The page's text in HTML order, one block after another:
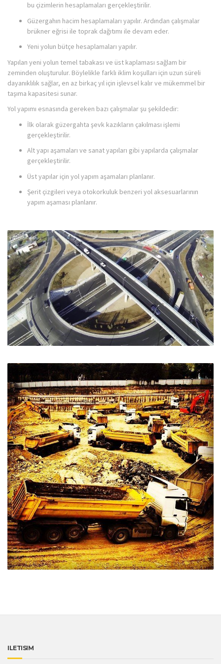
bu çizimlerin hesaplamaları gerçekleştirilir.
Güzergahın hacim hesaplamaları yapılır. Ardından çalışmalar
brükner eğrisi ile toprak dağıtımı ile devam eder.
Yeni yolun bütçe hesaplamaları yapılır.
Yapılan yeni yolun temel tabakası ve üst kaplaması sağlam bir
zeminden oluşturulur. Böylelikle farklı iklim koşulları için uzun süreli
dayanıklılık sağlar, en az birkaç yıl için işlevsel kalır ve mükemmel bir
taşıma kapasitesi sunar.
Yol yapımı esnasında gereken bazı çalışmalar şu şekildedir:
İlk olarak güzergahta şevk kazıkların çakılması işlemi
gerçekleştirilir.
Alt yapı aşamaları ve sanat yapıları gibi yapılarda çalışmalar
gerçekleştirilir.
Üst yapılar için yol yapım aşamaları planlanır.
Şerit çizgileri veya otokorkuluk benzeri yol aksesuarlarının
yapım aşaması planlanır.
ILETISIM